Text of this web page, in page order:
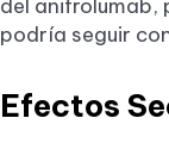
del anifrolumab,
podría seguir
Efectos